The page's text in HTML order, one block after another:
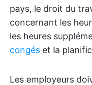
pays, le droit du
concernant les
les heures
congés et la
Les employeurs